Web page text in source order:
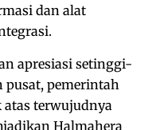
dan alat
apresiasi setinggi-
pemerintah
atas terwujudnya
Halmahera